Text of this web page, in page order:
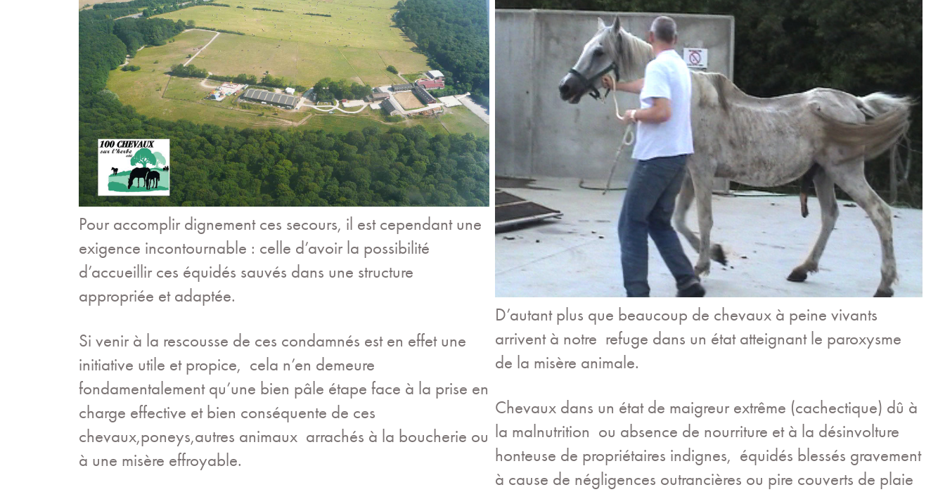
Pour accomplir dignement ces secours, il est cependant une
exigence incontournable : celle d’avoir la possibilité
d’accueillir ces équidés sauvés dans une structure
appropriée et adaptée.
Si venir à la rescousse de ces condamnés est en effet une
initiative utile et propice, cela n’en demeure
fondamentalement qu’une bien pâle étape face à la prise en
charge effective et bien conséquente de ces
chevaux,poneys,autres animaux arrachés à la boucherie ou
à une misère effroyable.
D’autant plus que beaucoup de chevaux à peine vivants
arrivent à notre refuge dans un état atteignant le paroxysme
de la misère animale.
Chevaux dans un état de maigreur extrême (cachectique) dû à
la malnutrition ou absence de nourriture et à la désinvolture
honteuse de propriétaires indignes, équidés blessés gravement
à cause de négligences outrancières ou pire couverts de plaie